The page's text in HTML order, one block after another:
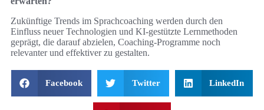
Zukünftige Trends im Sprachcoaching werden durch den
Einfluss neuer Technologien und KI-gestützte Lernmethoden
geprägt, die darauf abzielen, Coaching-Programme noch
relevanter und effektiver zu gestalten.
Facebook Twitter LinkedIn